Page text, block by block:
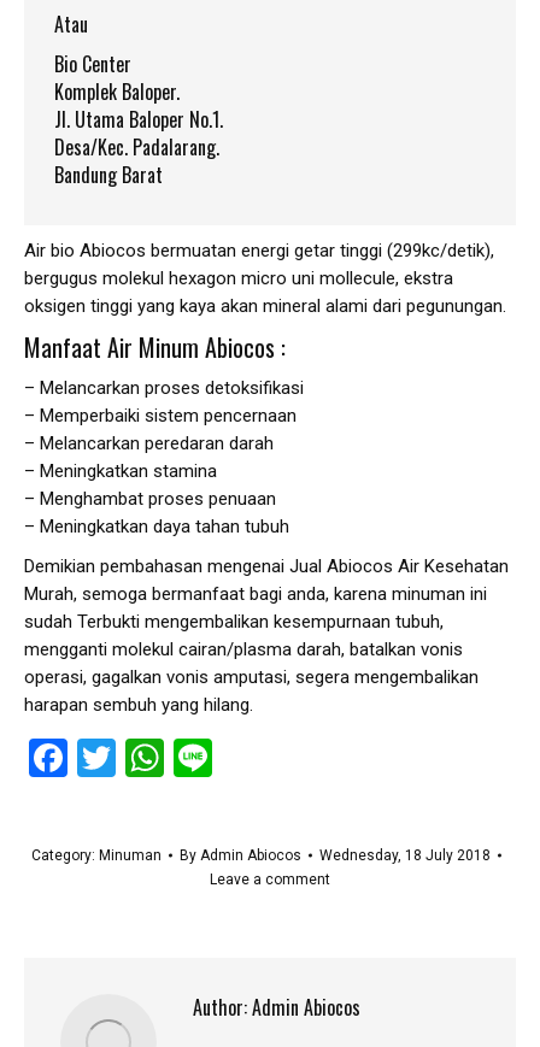
Atau
Bio Center
Komplek Baloper.
Jl. Utama Baloper No.1.
Desa/Kec. Padalarang.
Bandung Barat
Air bio Abiocos bermuatan energi getar tinggi (299kc/detik),
bergugus molekul hexagon micro uni mollecule, ekstra
oksigen tinggi yang kaya akan mineral alami dari pegunungan.
Manfaat Air Minum Abiocos :
– Melancarkan proses detoksifikasi
– Memperbaiki sistem pencernaan
– Melancarkan peredaran darah
– Meningkatkan stamina
– Menghambat proses penuaan
– Meningkatkan daya tahan tubuh
Demikian pembahasan mengenai Jual Abiocos Air Kesehatan
Murah, semoga bermanfaat bagi anda, karena minuman ini
sudah Terbukti mengembalikan kesempurnaan tubuh,
mengganti molekul cairan/plasma darah, batalkan vonis
operasi, gagalkan vonis amputasi, segera mengembalikan
harapan sembuh yang hilang.
Facebook
TwitterWhatsApp
Category: Minuman By Admin Abiocos
Wednesday, 18 July 2018
Leave a comment
Author:Admin Abiocos